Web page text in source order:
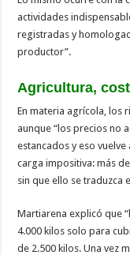
actividades
registradas y
productor”.
Agricultura,
En materia agrícola, los
aunque “los precios no
estancados y eso
carga impositiva: más
sin que ello se traduzca
Martiarena explicó que
4.000 kilos solo para
de 2.500 kilos. Una vez